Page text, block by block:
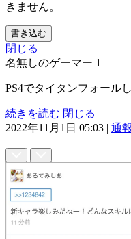
きません。
書き込む
閉じる
名無しのゲーマー 1
PS4でタイタンフォール
続きを読む 閉じる
2022年11月1日 05:03 | 通報